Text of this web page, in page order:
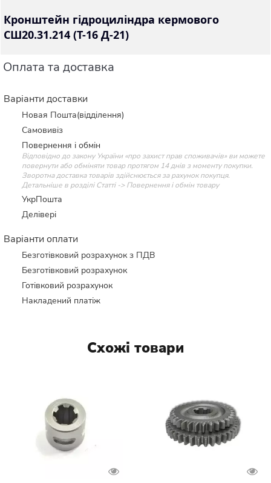
Кронштейн гідроциліндра кермового
СШ20.31.214 (Т-16 Д-21)
Оплата та доставка
Варіанти доставки
Новая Пошта(відділення)
Самовивіз
Повернення і обмін
Відповідно до закону України «про захист прав споживачів» ви можете
повернути або обміняти товар протягом 14 днів з моменту покупки.
Зворотна доставка товарів здійснюється за рахунок покупця.
Детальніше в розділі Статті -> Повернення і обмін товару
УкрПошта
Делівері
Варіанти оплати
Безготівковий розрахунок з ПДВ
Безготівковий розрахунок
Готівковий розрахунок
Накладений платіж
Схожі товари